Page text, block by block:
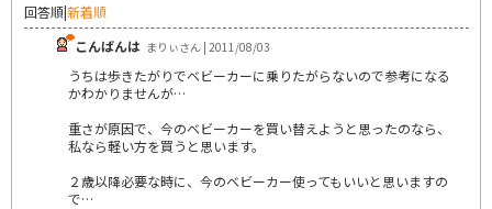
回答順|新着順
こんばんは まりぃさん | 2011/08/03
うちは歩きたがりでベビーカーに乗りたがらないので参考になる
かわかりませんが…
重さが原因で、今のベビーカーを買い替えようと思ったのなら、
私なら軽い方を買うと思います。
２歳以降必要な時に、今のベビーカー使ってもいいと思いますの
で…